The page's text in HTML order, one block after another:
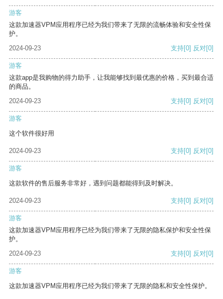
游客
这款加速器VPM应用程序已经为我们带来了无限的流畅体验和安全性保
护。
2024-09-23
支持[0] 反对[0]
游客
这款app是我购物的得力助手，让我能够找到最优惠的价格，买到最合适
的商品。
2024-09-23
支持[0] 反对[0]
游客
这个软件很好用
2024-09-23 支持[0] 反对[0]
游客
这款软件的售后服务非常好，遇到问题都能得到及时解决。
2024-09-23 支持[0] 反对[0]
游客
这款加速器VPM应用程序已经为我们带来了无限的隐私保护和安全性保
护。
2024-09-23
支持[0] 反对[0]
游客
这款加速器VPM应用程序已经为我们带来了无限的隐私和安全性保护。